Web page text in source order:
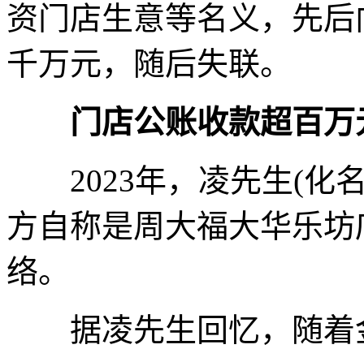
资门店生意等名义，先
千万元，随后失联。
门店公账收款超百
2023年，凌先生(化名
方自称是周大福大华乐
络。
据凌先生回忆，随着